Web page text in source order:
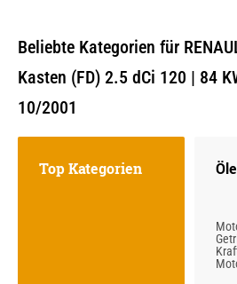
Beliebte Kategorien für
Kasten (FD) 2.5 dCi 120 | 84
10/2001
Top Kategorien